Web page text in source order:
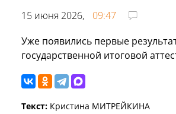
15 июня 2026,
09:47
Уже появились первые
государственной итоговой
Текст: Кристина МИТРЕЙКИНА